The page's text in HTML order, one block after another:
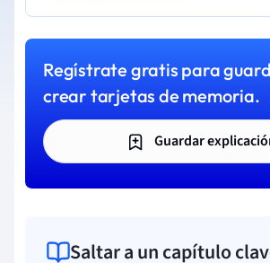
Regístrate gratis para
crear tarjetas de memoria.
Guardar
Saltar a un capítulo